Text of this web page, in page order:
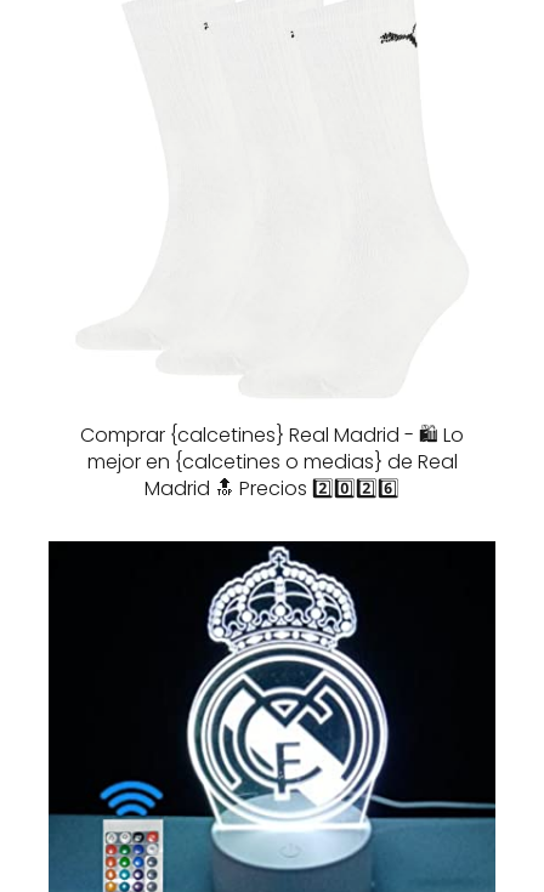
Comprar {calcetines} Real Madrid - 🛍️ Lo
mejor en {calcetines o medias} de Real
Madrid 🔝 Precios 2️⃣0️⃣2️⃣6️⃣